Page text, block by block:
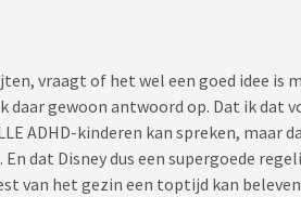
vraagt of het wel een goed idee is
daar gewoon antwoord op. Dat ik dat
ADHD-kinderen kan spreken, maar
dat Disney dus een supergoede
van het gezin een toptijd kan